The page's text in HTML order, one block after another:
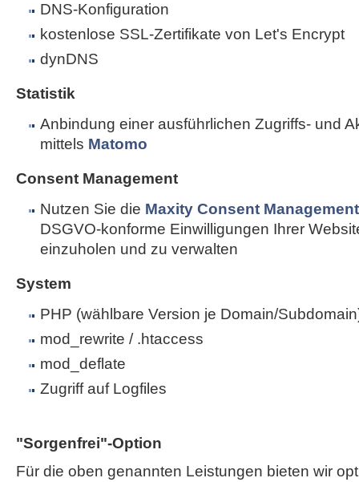
DNS-Konfiguration
kostenlose SSL-Zertifikate von Let's Encrypt
dynDNS
Statistik
Anbindung einer ausführlichen Zugriffs- und
mittels Matomo
Consent Management
Nutzen Sie die Maxity Consent
DSGVO-konforme Einwilligungen Ihrer
einzuholen und zu verwalten
System
PHP (wählbare Version je Domain/
mod_rewrite / .htaccess
mod_deflate
Zugriff auf Logfiles
"Sorgenfrei"-Option
Für die oben genannten Leistungen bieten wir